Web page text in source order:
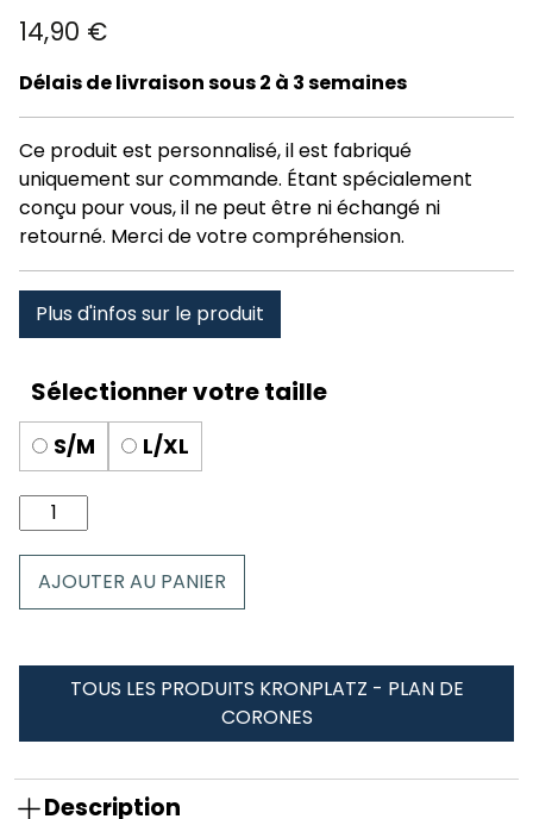
14,90 €
Délais de livraison sous 2 à 3 semaines
Ce produit est personnalisé, il est fabriqué
uniquement sur commande. Étant spécialement
conçu pour vous, il ne peut être ni échangé ni
retourné. Merci de votre compréhension.
Plus d'infos sur le produit
S/M L/XL
quantité
de
Kronplatz
AJOUTER AU PANIER
TOUS LES PRODUITS KRONPLATZ - PLAN DE
CORONES
Description